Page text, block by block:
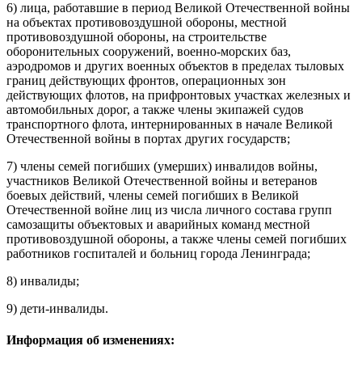
6) лица, работавшие в период Великой Отечественной войны
на объектах противовоздушной обороны, местной
противовоздушной обороны, на строительстве
оборонительных сооружений, военно-морских баз,
аэродромов и других военных объектов в пределах тыловых
границ действующих фронтов, операционных зон
действующих флотов, на прифронтовых участках железных и
автомобильных дорог, а также члены экипажей судов
транспортного флота, интернированных в начале Великой
Отечественной войны в портах других государств;
7) члены семей погибших (умерших) инвалидов войны,
участников Великой Отечественной войны и ветеранов
боевых действий, члены семей погибших в Великой
Отечественной войне лиц из числа личного состава групп
самозащиты объектовых и аварийных команд местной
противовоздушной обороны, а также члены семей погибших
работников госпиталей и больниц города Ленинграда;
8) инвалиды;
9) дети-инвалиды.
Информация об изменениях: